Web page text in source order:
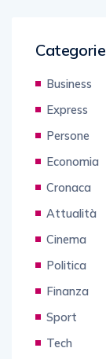
Categorie
Business
Express
Persone
Economia
Cronaca
Attualità
Cinema
Politica
Finanza
Sport
Tech